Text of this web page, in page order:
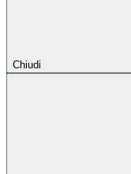
Chiudi